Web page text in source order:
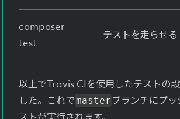
composer
test
テストを走らせる
以上でTravis CIを使用したテストの
した。これでmaster ブランチにプ